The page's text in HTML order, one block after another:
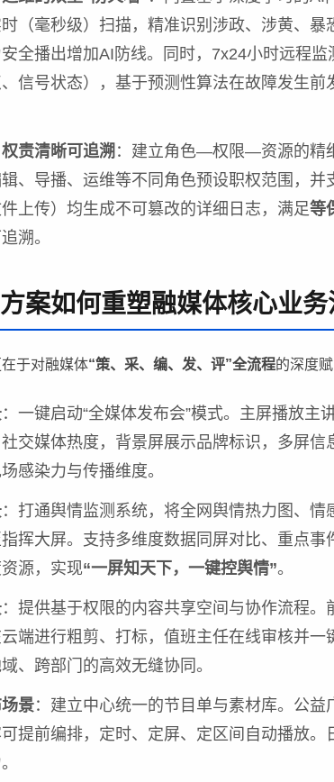
（毫秒级）扫描，精准识别涉政、涉黄、暴
全播出增加AI防线。同时，7x24小时远程
、信号状态），基于预测性算法在故障发生前
责清晰可追溯 ：建立角色—权限—资源的精
、导播、运维等不同角色预设职权范围，并
上传）均生成不可篡改的详细日志，满足等
溯。
案如何重塑融媒体核心业务
于对融媒体“策、采、编、发、评”全流程的深度
：一键启动“全媒体发布会”模式。主屏播放主
交媒体热度，背景屏展示品牌标识，多屏信
感染力与传播维度。
：打通舆情监测系统，将全网舆情热力图、情
挥大屏。支持多维度数据同屏对比、重点事
源，实现“一屏知天下，一键控舆情”。
：提供基于权限的内容共享空间与协作流程
端进行粗剪、打标，值班主任在线审核并一
、跨部门的高效无缝协同。
景：建立中心统一的节目单与素材库。公益
提前编排，定时、定屏、定区间自动播放。